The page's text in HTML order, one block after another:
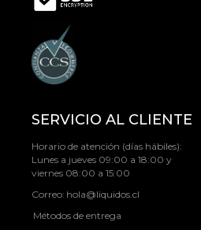
SERVICIO AL CLIENTE
Horario de atención (días hábiles):
Lunes a jueves 09:00 a 18:00 y
viernes 08:00 a 15:00
Correo: hola@liquidos.cl
Métodos de entrega